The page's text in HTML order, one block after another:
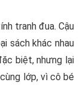
tranh đua. Cậu
sách khác nhau
biệt, nhưng lại
lớp, vì cô bé